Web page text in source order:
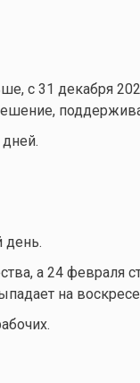
с 31 декабря
день.
а 24 февраля
на